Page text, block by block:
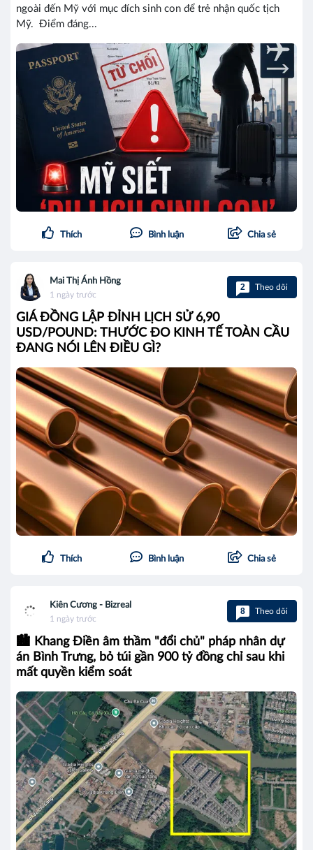
ngoài đến Mỹ với mục đích sinh con để trẻ nhận quốc tịch
Mỹ. Điểm đáng...
Thích Bình luận Chia sẻ
Mai Thị Ánh Hồng
1 ngày trước
2 Theo dõi
GIÁ ĐỒNG LẬP ĐỈNH LỊCH SỬ 6,90
USD/POUND: THƯỚC ĐO KINH TẾ TOÀN CẦU
ĐANG NÓI LÊN ĐIỀU GÌ?
Thích Bình luận Chia sẻ
Kiên Cương - Bizreal
1 ngày trước
8 Theo dõi
🏙️ Khang Điền âm thầm "đổi chủ" pháp nhân dự
án Bình Trưng, bỏ túi gần 900 tỷ đồng chỉ sau khi
mất quyền kiểm soát